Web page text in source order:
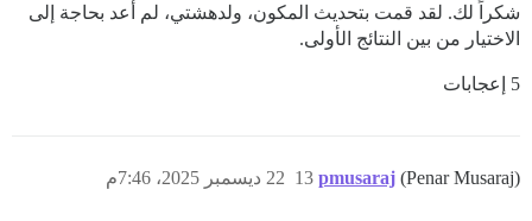
شكراً لك. لقد قمت بتحديث المكون، ولدهشتي، لم أعد بحاجة إلى
الاختيار من بين النتائج الأولى.
5 إعجابات
pmusaraj (Penar Musaraj) 22 ديسمبر 2025، 7:46م 13